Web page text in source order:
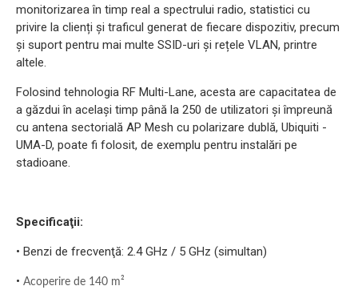
monitorizarea în timp real a spectrului radio, statistici cu
privire la clienți și traficul generat de fiecare dispozitiv, precum
și suport pentru mai multe SSID-uri și rețele VLAN, printre
altele.
Folosind tehnologia RF Multi-Lane, acesta are capacitatea de
a găzdui în același timp până la 250 de utilizatori și împreună
cu antena sectorială AP Mesh cu polarizare dublă, Ubiquiti -
UMA-D, poate fi folosit, de exemplu pentru instalări pe
stadioane.
Specificaţii:
• Benzi de frecvenţă: 2.4 GHz / 5 GHz (simultan)
• Acoperire de 140 m²